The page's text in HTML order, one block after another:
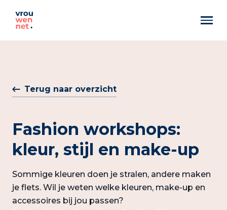
Best Pittig
Terug naar overzicht
Fashion workshops:
kleur, stijl en make-up
Sommige kleuren doen je stralen, andere maken
je flets. Wil je weten welke kleuren, make-up en
accessoires bij jou passen?